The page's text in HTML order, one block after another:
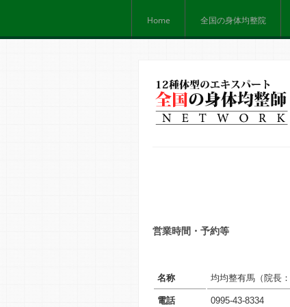
Home 全国の身体均整院
営業時間・予約等
名称 均均整有馬（院長：
電話 0995-43-8334